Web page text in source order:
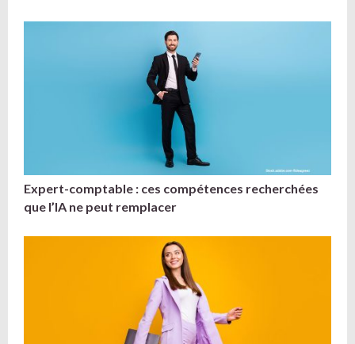
Expert-comptable : ces compétences recherchées
que l’IA ne peut remplacer